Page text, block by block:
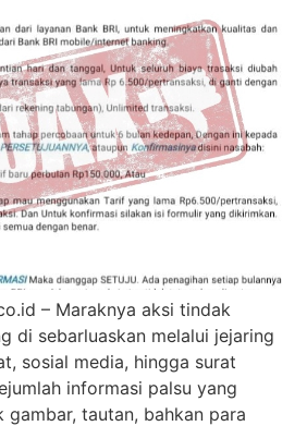
– Maraknya aksi tindak
di sebarluaskan melalui jejaring
sosial media, hingga surat
informasi palsu yang
tautan, bahkan para